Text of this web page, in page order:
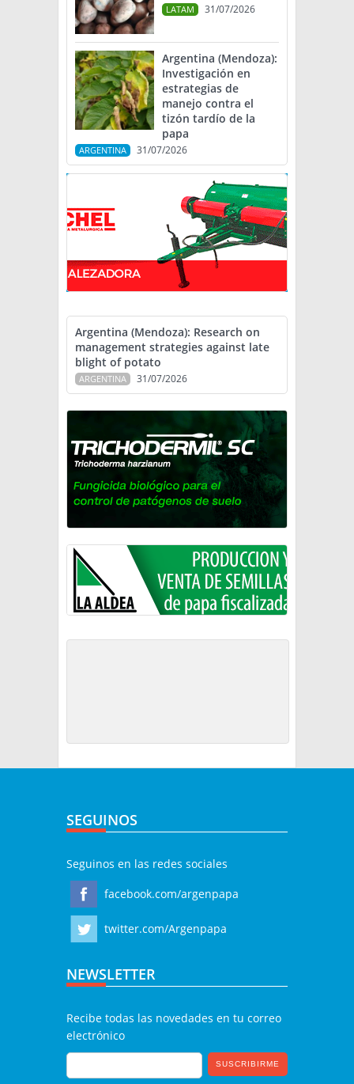
LATAM 31/07/2026
Argentina (Mendoza):
Investigación en
estrategias de
manejo contra el
tizón tardío de la
papa
ARGENTINA 31/07/2026
Argentina (Mendoza): Research on
management strategies against late
blight of potato
ARGENTINA 31/07/2026
SEGUINOS
Seguinos en las redes sociales
facebook.com/argenpapa
twitter.com/Argenpapa
NEWSLETTER
Recibe todas las novedades en tu correo
electrónico